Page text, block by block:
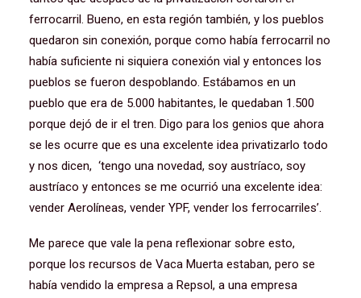
ferrocarril. Bueno, en esta región también, y los pueblos
quedaron sin conexión, porque como había ferrocarril no
había suficiente ni siquiera conexión vial y entonces los
pueblos se fueron despoblando. Estábamos en un
pueblo que era de 5.000 habitantes, le quedaban 1.500
porque dejó de ir el tren. Digo para los genios que ahora
se les ocurre que es una excelente idea privatizarlo todo
y nos dicen, ‘tengo una novedad, soy austríaco, soy
austríaco y entonces se me ocurrió una excelente idea:
vender Aerolíneas, vender YPF, vender los ferrocarriles’.
Me parece que vale la pena reflexionar sobre esto,
porque los recursos de Vaca Muerta estaban, pero se
había vendido la empresa a Repsol, a una empresa